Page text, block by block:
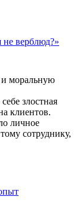
верблюд?»
и моральную
злостная
клиентов.
личное
сотруднику,